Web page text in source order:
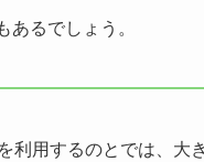
るでしょう。
用するのとでは、大